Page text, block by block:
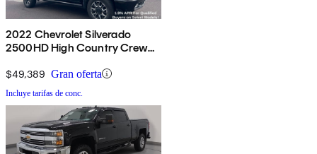
2022 Chevrolet Silverado
2500HD High Country Crew
$49,389 Gran oferta
Incluye tarifas de conc.